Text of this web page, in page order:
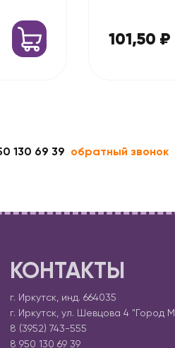
101,50 ₽
130 69 39 обратный звонок
КОНТАКТЫ
г. Иркутск, инд. 664035
г. Иркутск, ул. Шевцова 4 "Город
8 (3952) 743-555
8 950 130 69 39